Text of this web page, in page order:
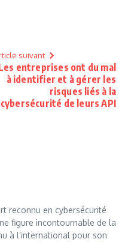
suivant
entreprises ont du mal
à identifier et à gérer les
risques liés à la
cybersécurité de leurs API
reconnu en cybersécurité
figure incontournable de la
à l’international pour son